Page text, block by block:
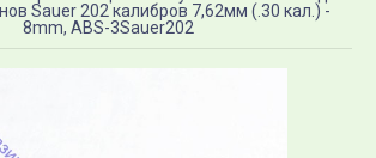
Sauer 202 калибров 7,62мм (.30 кал.) -
8mm, ABS-3Sauer202